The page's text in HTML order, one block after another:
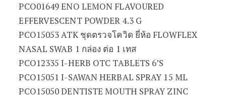
PCO01649 ENO LEMON FLAVOURED
EFFERVESCENT POWDER 4.3 G
PCO15053 ATK ชุดตรวจโควิด ยี่ห้อ FLOWFLEX
NASAL SWAB 1 กล่อง ต่อ 1 เทส
PCO12335 I-HERB OTC TABLETS 6’S
PCO15051 I-SAWAN HERBAL SPRAY 15 ML
PCO15050 DENTISTE MOUTH SPRAY ZINC